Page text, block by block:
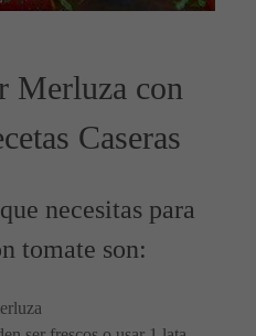
Merluza con
Caseras
necesitas para
tomate son: